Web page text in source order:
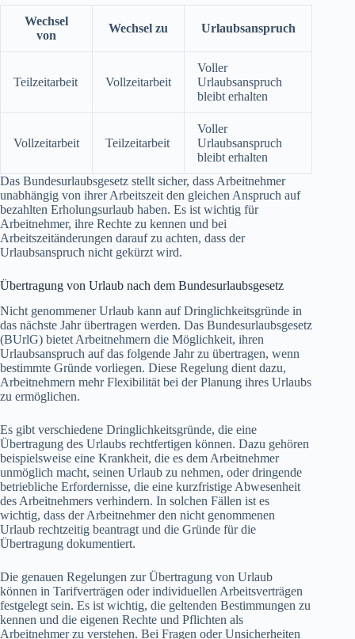
Wechsel
von
Wechsel zu Urlaubsanspruch
Teilzeitarbeit Vollzeitarbeit
Voller
Urlaubsanspruch
bleibt erhalten
Vollzeitarbeit Teilzeitarbeit
Voller
Urlaubsanspruch
bleibt erhalten
Das Bundesurlaubsgesetz stellt sicher, dass Arbeitnehmer
unabhängig von ihrer Arbeitszeit den gleichen Anspruch auf
bezahlten Erholungsurlaub haben. Es ist wichtig für
Arbeitnehmer, ihre Rechte zu kennen und bei
Arbeitszeitänderungen darauf zu achten, dass der
Urlaubsanspruch nicht gekürzt wird.
Übertragung von Urlaub nach dem Bundesurlaubsgesetz
Nicht genommener Urlaub kann auf Dringlichkeitsgründe in
das nächste Jahr übertragen werden. Das Bundesurlaubsgesetz
(BUrlG) bietet Arbeitnehmern die Möglichkeit, ihren
Urlaubsanspruch auf das folgende Jahr zu übertragen, wenn
bestimmte Gründe vorliegen. Diese Regelung dient dazu,
Arbeitnehmern mehr Flexibilität bei der Planung ihres Urlaubs
zu ermöglichen.
Es gibt verschiedene Dringlichkeitsgründe, die eine
Übertragung des Urlaubs rechtfertigen können. Dazu gehören
beispielsweise eine Krankheit, die es dem Arbeitnehmer
unmöglich macht, seinen Urlaub zu nehmen, oder dringende
betriebliche Erfordernisse, die eine kurzfristige Abwesenheit
des Arbeitnehmers verhindern. In solchen Fällen ist es
wichtig, dass der Arbeitnehmer den nicht genommenen
Urlaub rechtzeitig beantragt und die Gründe für die
Übertragung dokumentiert.
Die genauen Regelungen zur Übertragung von Urlaub
können in Tarifverträgen oder individuellen Arbeitsverträgen
festgelegt sein. Es ist wichtig, die geltenden Bestimmungen zu
kennen und die eigenen Rechte und Pflichten als
Arbeitnehmer zu verstehen. Bei Fragen oder Unsicherheiten